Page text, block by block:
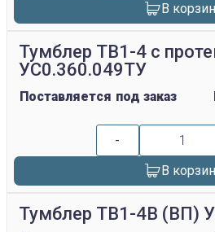
В
Тумблер ТВ1-4 с
УС0.360.049ТУ
Поставляется под заказ
-
В
Тумблер ТВ1-4В (ВП)